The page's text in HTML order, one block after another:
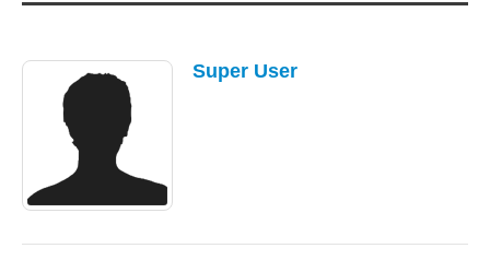
Super User